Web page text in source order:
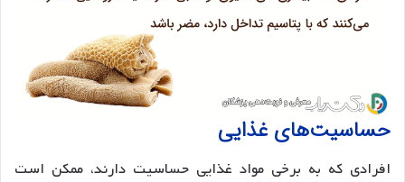
حساسیت‌های غذایی
افرادی که به برخی مواد غذایی حساسیت دارند، ممکن است